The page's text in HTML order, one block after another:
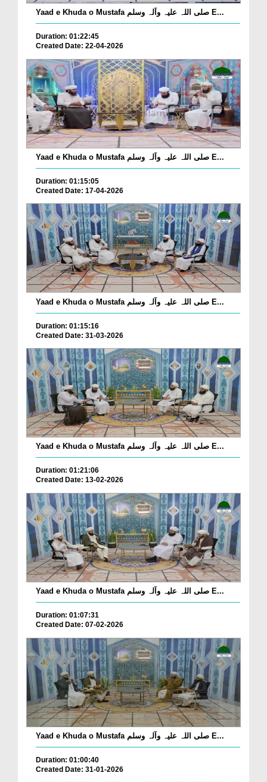
Yaad e Khuda o Mustafa صلی اللہ علیہ وآلہ وسلم E...
Duration: 01:22:45
Created Date: 22-04-2026
Yaad e Khuda o Mustafa صلی اللہ علیہ وآلہ وسلم E...
Duration: 01:15:05
Created Date: 17-04-2026
Yaad e Khuda o Mustafa صلی اللہ علیہ وآلہ وسلم E...
Duration: 01:15:16
Created Date: 31-03-2026
Yaad e Khuda o Mustafa صلی اللہ علیہ وآلہ وسلم E...
Duration: 01:21:06
Created Date: 13-02-2026
Yaad e Khuda o Mustafa صلی اللہ علیہ وآلہ وسلم E...
Duration: 01:07:31
Created Date: 07-02-2026
Yaad e Khuda o Mustafa صلی اللہ علیہ وآلہ وسلم E...
Duration: 01:00:40
Created Date: 31-01-2026